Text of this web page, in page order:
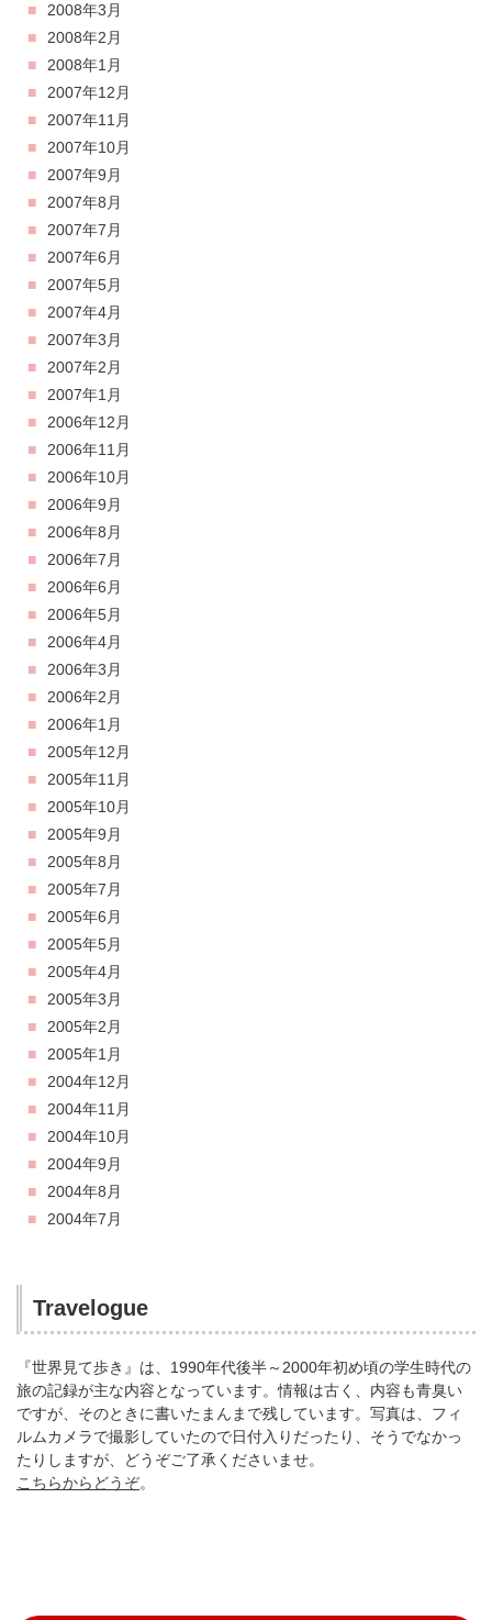
2008年3月
2008年2月
2008年1月
2007年12月
2007年11月
2007年10月
2007年9月
2007年8月
2007年7月
2007年6月
2007年5月
2007年4月
2007年3月
2007年2月
2007年1月
2006年12月
2006年11月
2006年10月
2006年9月
2006年8月
2006年7月
2006年6月
2006年5月
2006年4月
2006年3月
2006年2月
2006年1月
2005年12月
2005年11月
2005年10月
2005年9月
2005年8月
2005年7月
2005年6月
2005年5月
2005年4月
2005年3月
2005年2月
2005年1月
2004年12月
2004年11月
2004年10月
2004年9月
2004年8月
2004年7月
Travelogue
『世界見て歩き』は、1990年代後半～2000年初め頃の学生時代の
旅の記録が主な内容となっています。情報は古く、内容も青臭い
ですが、そのときに書いたまんまで残しています。写真は、フィ
ルムカメラで撮影していたので日付入りだったり、そうでなかっ
たりしますが、どうぞご了承くださいませ。
こちらからどうぞ。